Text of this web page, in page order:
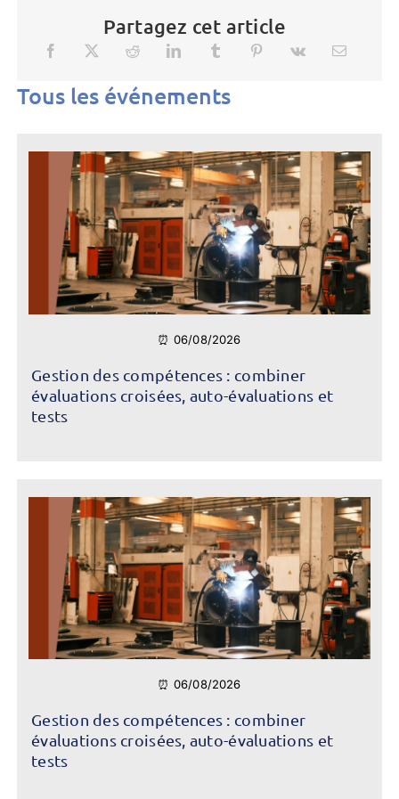
Partagez cet article
Tous les événements
⏰ 06/08/2026
Gestion des compétences : combiner
évaluations croisées, auto-évaluations et
tests
⏰ 06/08/2026
Gestion des compétences : combiner
évaluations croisées, auto-évaluations et
tests